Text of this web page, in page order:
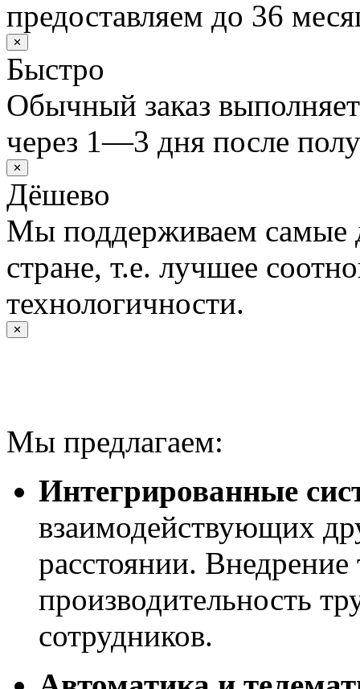
предоставляем до 36
✕
Быстро
Обычный заказ
через 1—3 дня после
✕
Дёшево
Мы поддерживаем самые
стране, т.е. лучшее
технологичности.
✕
Мы предлагаем:
Интегрированные
взаимодействующих
расстоянии.
производительность
сотрудников.